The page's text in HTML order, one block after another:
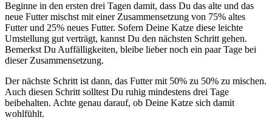
Beginne in den ersten drei Tagen damit, dass Du das alte und das
neue Futter mischst mit einer Zusammensetzung von 75% altes
Futter und 25% neues Futter. Sofern Deine Katze diese leichte
Umstellung gut verträgt, kannst Du den nächsten Schritt gehen.
Bemerkst Du Auffälligkeiten, bleibe lieber noch ein paar Tage bei
dieser Zusammensetzung.
Der nächste Schritt ist dann, das Futter mit 50% zu 50% zu mischen.
Auch diesen Schritt solltest Du ruhig mindestens drei Tage
beibehalten. Achte genau darauf, ob Deine Katze sich damit
wohlfühlt.